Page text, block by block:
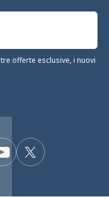
il corretto
e fornire e
informazioni e/o per
"Configura".
offerte esclusive, i nuovi
Twitter
YouTube